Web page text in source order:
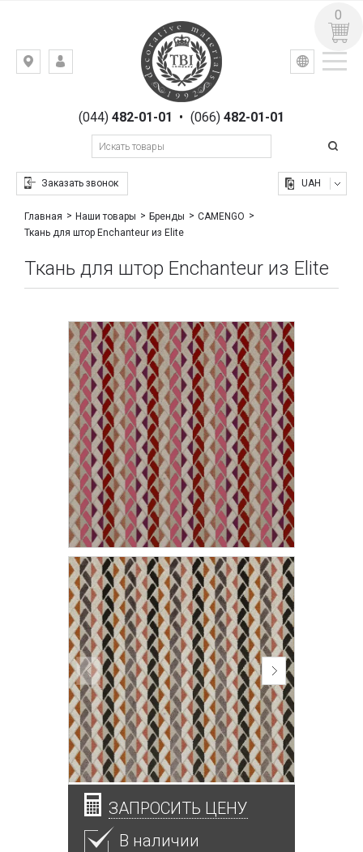
Киев,
Гоголевская,(044)482-01-01 • (066) 482-01-01
Заказать звонок
УКР РУС
UAH
0
Главная Наши товары Бренды
CAMENGO
Ткань для штор Enchanteur из Elite
Ткань для штор Enchanteur из Elite
ЗАПРОСИТЬ ЦЕНУ
В наличии